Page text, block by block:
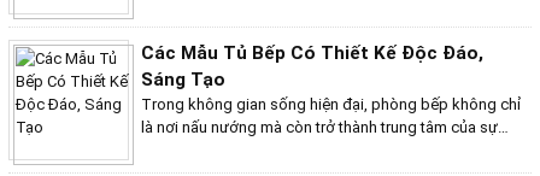
Ghế Sofa
SEN TẮM
QUẠT TRẦN ĐÈN TRANG TRÍ
BÀN GHẾ NGOÀI TRỜI
TỦ CHẬU LAVABO
Giường SOFA
hai “ngôi sao” sáng giá là gỗ tần bì và gỗ sồi Nga sẽ làm
bạn phân vân. Liệu gỗ tần bì với độ bền bỉ và giá cả phải
chăng có đánh bại được sự sang trọng và đẳng cấp của
gỗ sồi Nga? Hãy cùng khám phá và tìm ra lựa chọn lý
tưởng cho không gian bếp của bạn!
Các Mẫu Tủ Bếp Có Thiết Kế Độc Đáo,
Sáng Tạo
Trong không gian sống hiện đại, phòng bếp không chỉ
là nơi nấu nướng mà còn trở thành trung tâm của sự